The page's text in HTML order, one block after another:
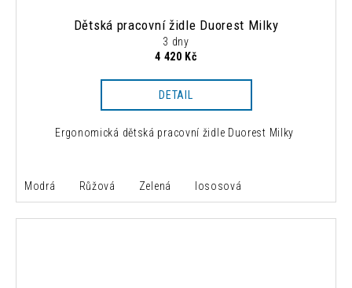
Dětská pracovní židle Duorest Milky
3 dny
4 420 Kč
DETAIL
Ergonomická dětská pracovní židle Duorest Milky
Modrá Růžová Zelená lososová